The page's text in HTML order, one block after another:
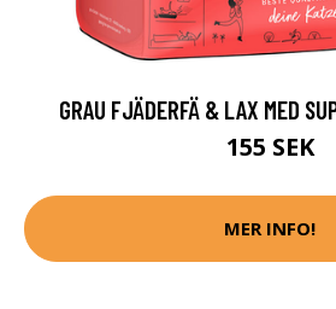
GRAU FJÄDERFÄ & LAX MED
155 SEK
MER INFO!